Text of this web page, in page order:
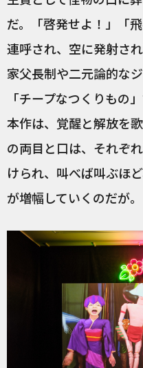
だ。「啓発せよ！」「
連呼され、空に発射さ
家父長制や二元論的な
「チープなつくりもの
本作は、覚醒と解放を
の両目と口は、それぞ
けられ、叫べば叫ぶほ
が増幅していくのだが。